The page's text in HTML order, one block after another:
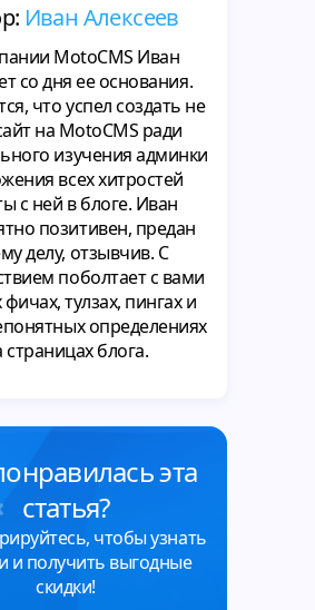
Иван Алексеев
MotoCMS Иван
со дня ее основания.
что успел создать не
на MotoCMS ради
изучения админки
всех хитростей
с ней в блоге. Иван
позитивен, предан
делу, отзывчив. С
поболтает с вами
тулзах, пингах и
определениях
страницах блога.
эта
статья?
чтобы узнать
и получить выгодные
скидки!